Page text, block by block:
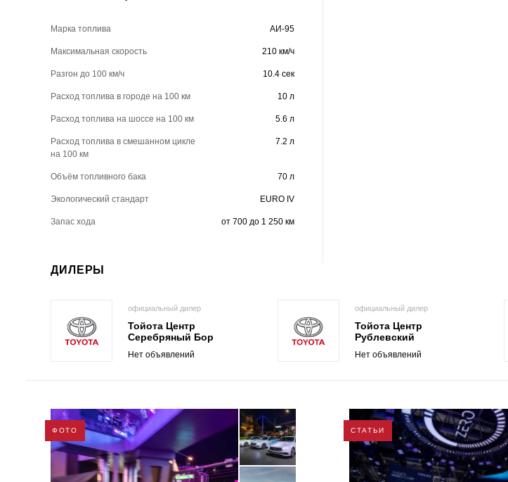
Марка топлива АИ-95
Максимальная скорость 210 км/ч
Разгон до 100 км/ч 10.4 сек
Расход топлива в городе на 100 км 10 л
Расход топлива на шоссе на 100 км 5.6 л
Расход топлива в смешанном цикле
на 100 км
7.2 л
Объём топливного бака 70 л
Экологический стандарт EURO IV
Запас хода от 700 до 1 250 км
ДИЛЕРЫ
официальный дилер
Тойота Центр
Серебряный Бор
Нет объявлений
официальный дилер
Тойота Центр
Рублевский
Нет объявлений
ФОТО СТАТЬИ